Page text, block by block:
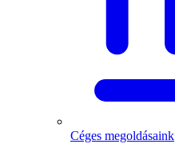
Céges megoldásaink